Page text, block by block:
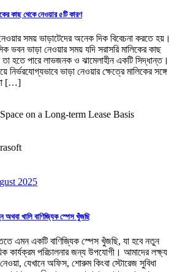
কাছ থেকে নেওয়ার ৫টি কারণ
সময় ভাড়াটেদের অনেক দিক বিবেচনা করতে হয়।
ভবন ভাড়া নেওয়ার সময় যদি সরাসরি মালিকের কাছ
তা হতে পারে লাভজনক ও ঝামেলাহীন একটি সিদ্ধান্ত।
নির্ভরযোগ্যভাবে ভাড়া নেওয়ার ক্ষেত্রে মালিকের সঙ্গে
[…]
2025
অথবা খালি বাণিজ্যিক স্পেস খুঁজছি
এমন একটি বাণিজ্যিক স্পেস খুঁজছি, যা হবে নতুন
কার্যক্রম পরিচালনার জন্য উপযোগী। আমাদের লক্ষ্য
যেখানে অফিস, শোরুম কিংবা স্টোরেজ সুবিধা